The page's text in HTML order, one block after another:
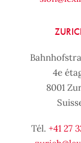
4e
8001
Tél. +41 27